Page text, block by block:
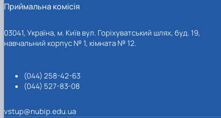
Приймальна комісія
03041, Україна, м. Київ вул. Горіхуватський шлях, буд. 19,
навчальний корпус № 1, кімната № 12.
(044) 258-42-63
(044) 527-83-08
vstup@nubip.edu.ua